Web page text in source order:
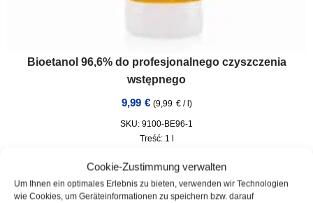
Cookie-Zustimmung verwalten
Um Ihnen ein optimales Erlebnis zu bieten, verwenden wir Technologien
wie Cookies, um Geräteinformationen zu speichern bzw. darauf
Bioetanol 96,6% do profesjonalnego czyszczenia
wstępnego
9,99 € (9,99 €/ )
SKU: 9100-BE96-1
Treść: 1 l
Czas dostawy:3 Werktage
incl. VAT plus Wysyłka